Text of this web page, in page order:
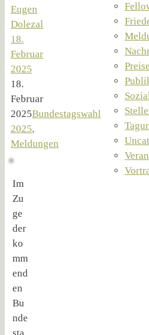
Eugen
Dolezal
18.
Februar
2025
18.
Februar
2025Bundestagswahl
2025,
Meldungen
Im
Zu
ge
der
ko
mm
end
en
Bu
nde
Preise